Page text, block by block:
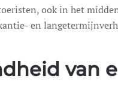
ook in het
en
van